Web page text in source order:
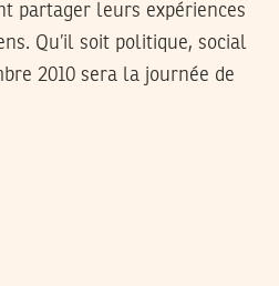
partager leurs expériences
Qu’il soit politique, social
2010 sera la journée de